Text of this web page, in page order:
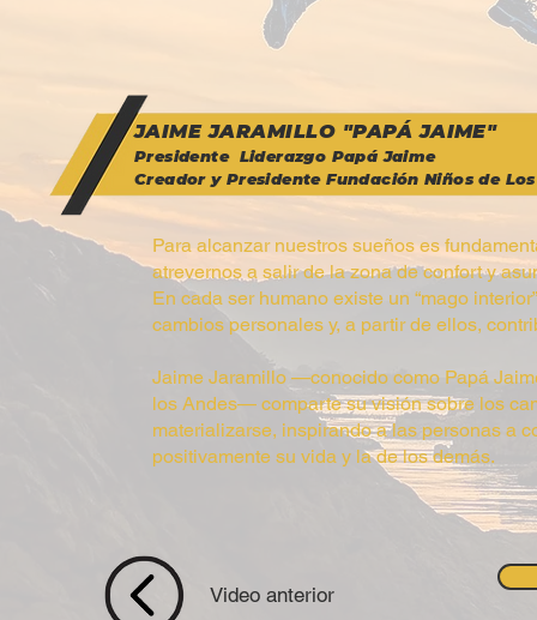
Para alcanzar nuestros sueños es
atrevernos a salir de la zona de confort y
En cada ser humano existe un “mago
cambios personales y, a partir de ellos,
Jaime Jaramillo —conocido como Papá
los Andes— comparte su visión sobre los
materializarse, inspirando a las personas a
positivamente su vida y la de los demás.
JAIME JARAMILLO "PAPÁ JAIME"
Presidente Liderazgo Papá Jaime
Creador y Presidente Fundación Niños de
Video anterior